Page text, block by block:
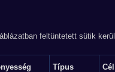
feltüntetett sütik
Típus Cél